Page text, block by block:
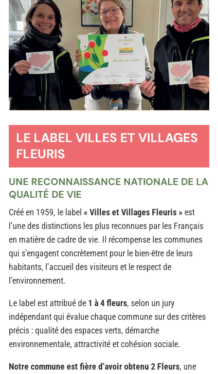
LE LABEL VILLES ET VILLAGES
FLEURIS
UNE RECONNAISSANCE NATIONALE DE LA
QUALITÉ DE VIE
Créé en 1959, le label « Villes et Villages Fleuris »est
l’une des distinctions les plus reconnues par les Français
en matière de cadre de vie. Il récompense les communes
qui s’engagent concrètement pour le bien-être de leurs
habitants, l’accueil des visiteurs et le respect de
l’environnement.
Le label est attribué de 1 à 4 fleurs, selon un jury
indépendant qui évalue chaque commune sur des critères
précis : qualité des espaces verts, démarche
environnementale, attractivité et cohésion sociale.
Notre commune est fière d’avoir obtenu 2 Fleurs, une